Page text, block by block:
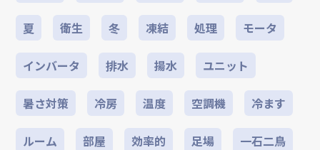
夏 衛生 冬 凍結 処理 モータ
インバータ 排水 揚水 ユニット
暑さ対策 冷房 温度 空調機 冷ます
ルーム 部屋 効率的 足場 一石二鳥